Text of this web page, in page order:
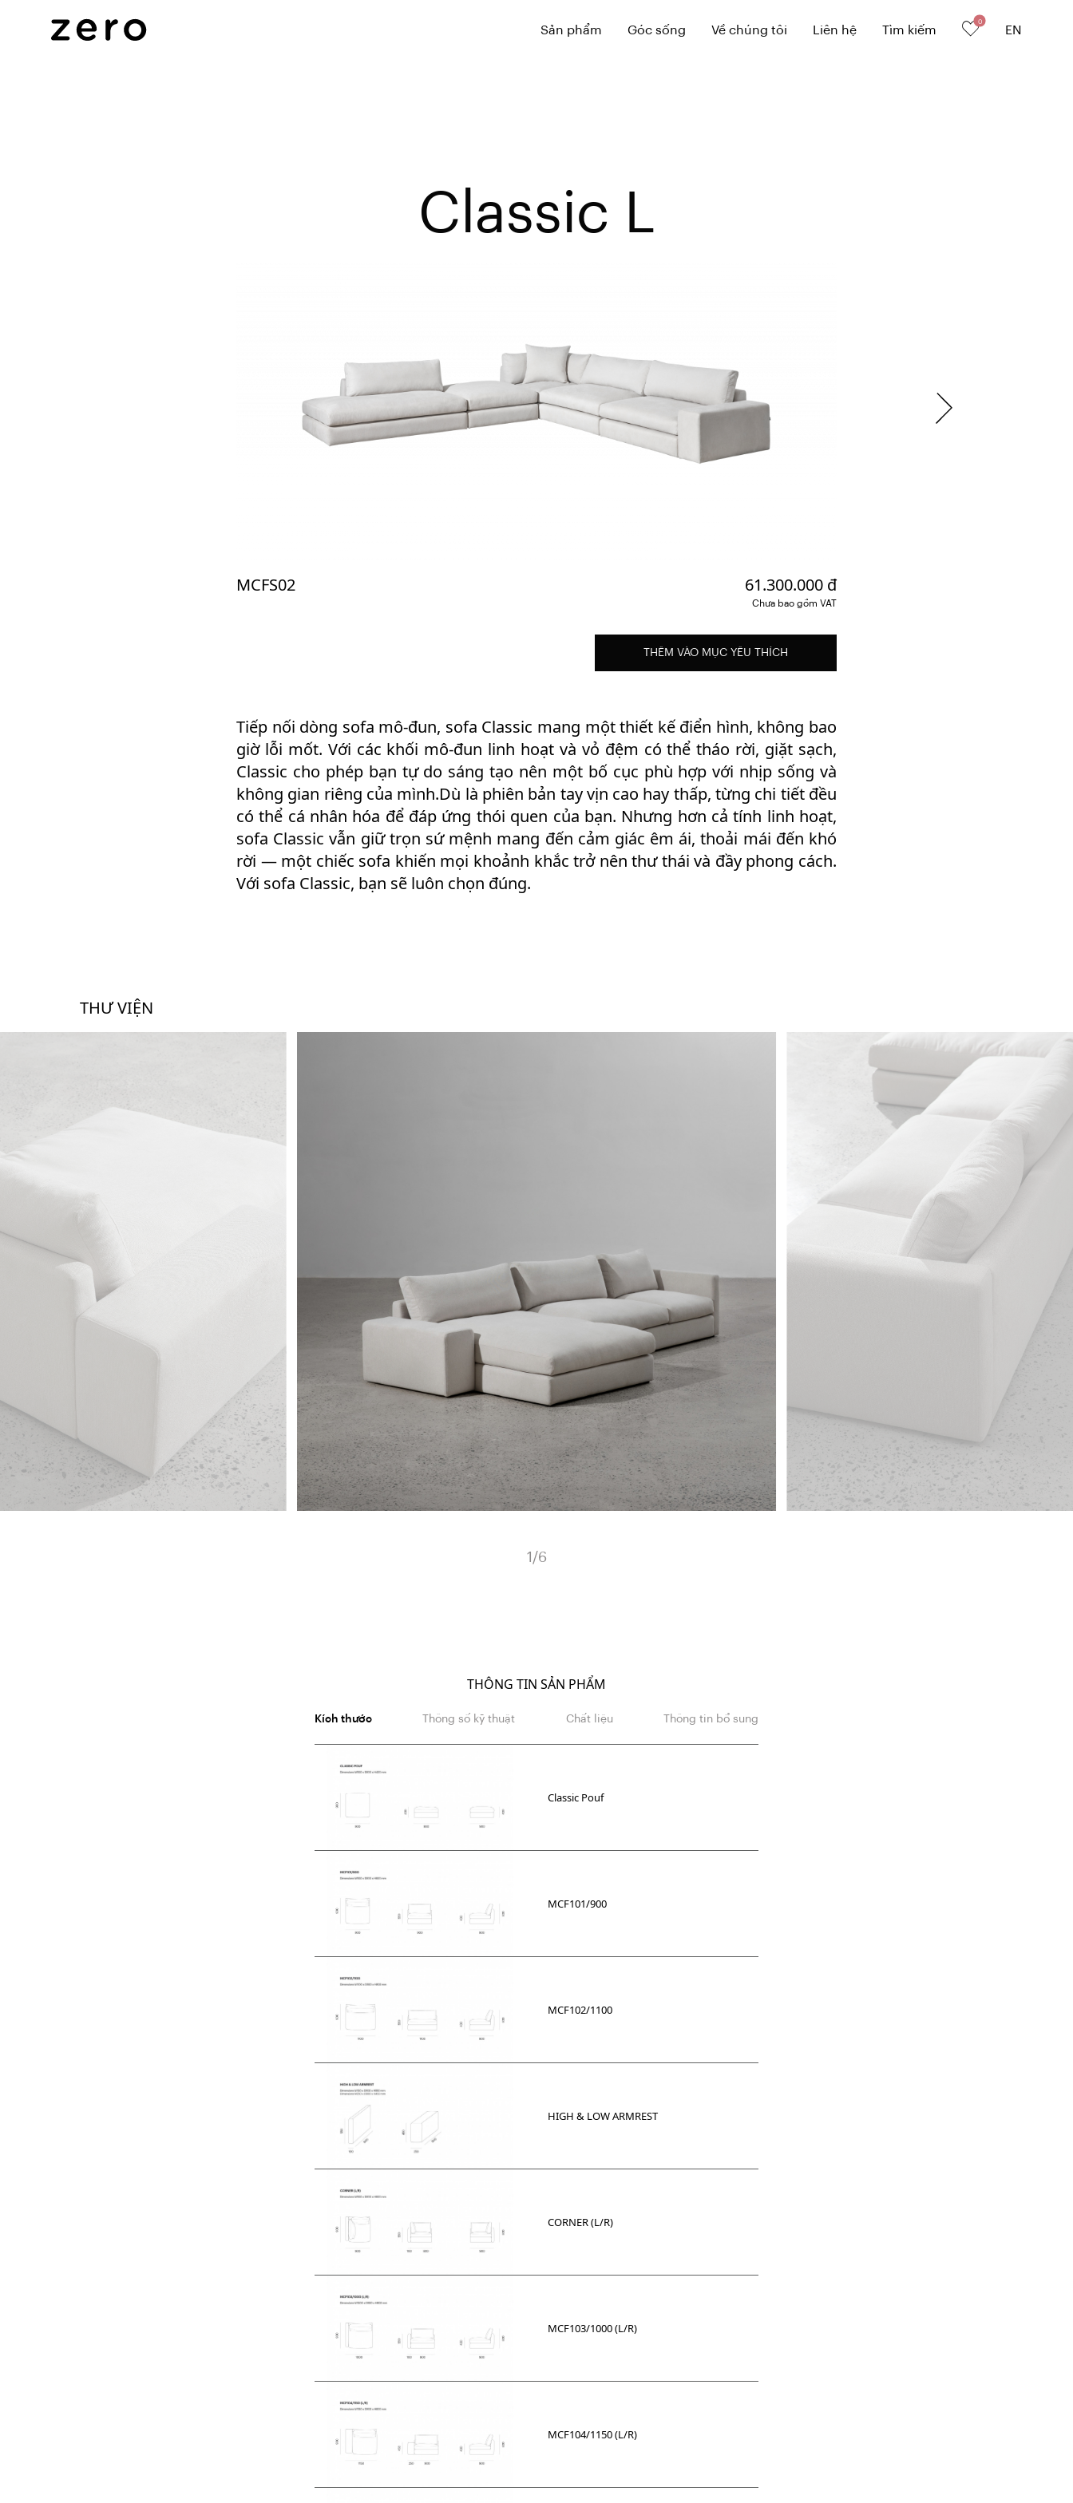
Sản phẩm Góc sống Về chúng tôi Liên hệ Tìm kiếm
0
EN
Classic L
MCFS02 61.300.000 đ
Chưa bao gồm VAT
THÊM VÀO MỤC YÊU THÍCH
Tiếp nối dòng sofa mô-đun, sofa Classic mang một thiết kế điển hình, không bao
giờ lỗi mốt. Với các khối mô-đun linh hoạt và vỏ đệm có thể tháo rời, giặt sạch,
Classic cho phép bạn tự do sáng tạo nên một bố cục phù hợp với nhịp sống và
không gian riêng của mình.Dù là phiên bản tay vịn cao hay thấp, từng chi tiết đều
có thể cá nhân hóa để đáp ứng thói quen của bạn. Nhưng hơn cả tính linh hoạt,
sofa Classic vẫn giữ trọn sứ mệnh mang đến cảm giác êm ái, thoải mái đến khó
rời — một chiếc sofa khiến mọi khoảnh khắc trở nên thư thái và đầy phong cách.
Với sofa Classic, bạn sẽ luôn chọn đúng.
THƯ VIỆN
1 /6
THÔNG TIN SẢN PHẨM
Kích thước Thông số kỹ thuật Chất liệu Thông tin bổ sung
Classic Pouf
MCF101/900
MCF102/1100
HIGH & LOW ARMREST
CORNER (L/R)
MCF103/1000 (L/R)
MCF104/1150 (L/R)